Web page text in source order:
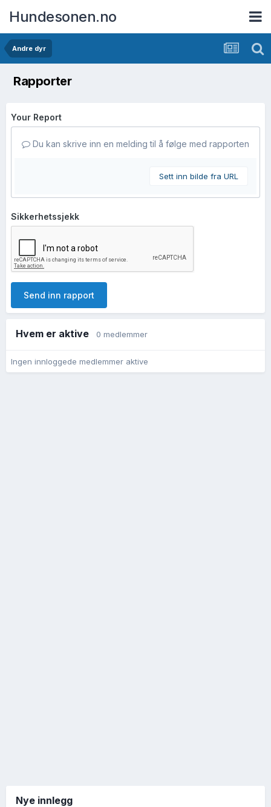
Hundesonen.no
Andre dyr
Rapporter
Your Report
Du kan skrive inn en melding til å følge med rapporten
Sett inn bilde fra URL
Sikkerhetssjekk
Send inn rapport
Hvem er aktive 0 medlemmer
Ingen innloggede medlemmer aktive
Nye innlegg